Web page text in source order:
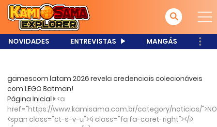
NOVIDADES ENTREVISTAS MANGÁS
gamescom latam 2026 revela credenciais colecionáveis
com LEGO Batman!
Página Inicial <a
href="https://www.kamisama.com.br/category/noticias/
<span class="ct-s-v-u"><i class="fa fa-caret-right"></i>